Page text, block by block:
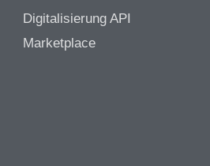
Digitalisierung API
Marketplace